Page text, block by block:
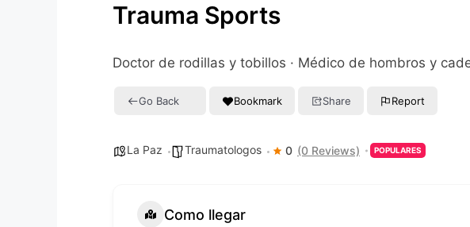
Trauma Sports
Doctor de rodillas y tobillos · Médico de hombros y
Go Back Bookmark Share Report
La Paz Traumatologos 0 (0 Reviews) POPULARES
Como llegar